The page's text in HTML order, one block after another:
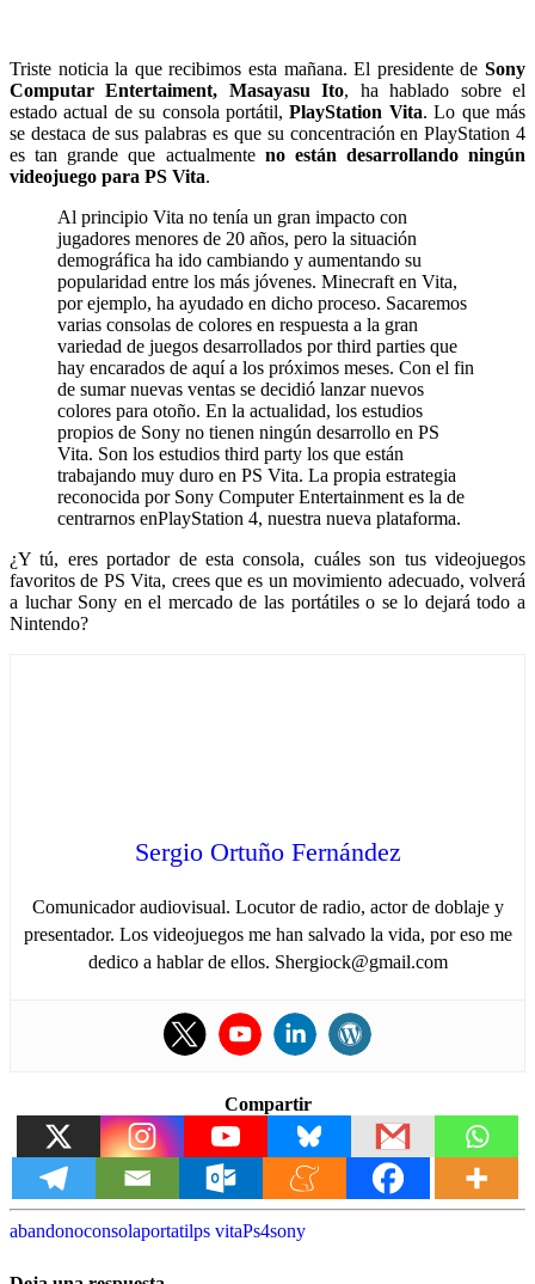
Triste noticia la que recibimos esta mañana. El presidente de Sony
Computar Entertaiment, Masayasu Ito, ha hablado sobre el
estado actual de su consola portátil,PlayStation Vita. Lo que más
se destaca de sus palabras es que su concentración en PlayStation 4
es tan grande que actualmente no están desarrollando ningún
videojuego para PS Vita.
Al principio Vita no tenía un gran impacto con
jugadores menores de 20 años, pero la situación
demográfica ha ido cambiando y aumentando su
popularidad entre los más jóvenes. Minecraft en Vita,
por ejemplo, ha ayudado en dicho proceso. Sacaremos
varias consolas de colores en respuesta a la gran
variedad de juegos desarrollados por third parties que
hay encarados de aquí a los próximos meses. Con el fin
de sumar nuevas ventas se decidió lanzar nuevos
colores para otoño. En la actualidad, los estudios
propios de Sony no tienen ningún desarrollo en PS
Vita. Son los estudios third party los que están
trabajando muy duro en PS Vita. La propia estrategia
reconocida por Sony Computer Entertainment es la de
centrarnos enPlayStation 4, nuestra nueva plataforma.
¿Y tú, eres portador de esta consola, cuáles son tus videojuegos
favoritos de PS Vita, crees que es un movimiento adecuado, volverá
a luchar Sony en el mercado de las portátiles o se lo dejará todo a
Nintendo?
Sergio Ortuño Fernández
Comunicador audiovisual. Locutor de radio, actor de doblaje y
presentador. Los videojuegos me han salvado la vida, por eso me
dedico a hablar de ellos. Shergiock@gmail.com
Compartir
abandonoconsolaportatilps vitaPs4sony